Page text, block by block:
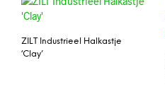
ZILT Industrieel Halkastje
‘Clay’